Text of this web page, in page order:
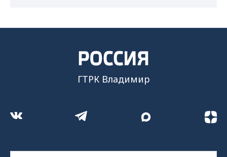
ГТРК Владимир